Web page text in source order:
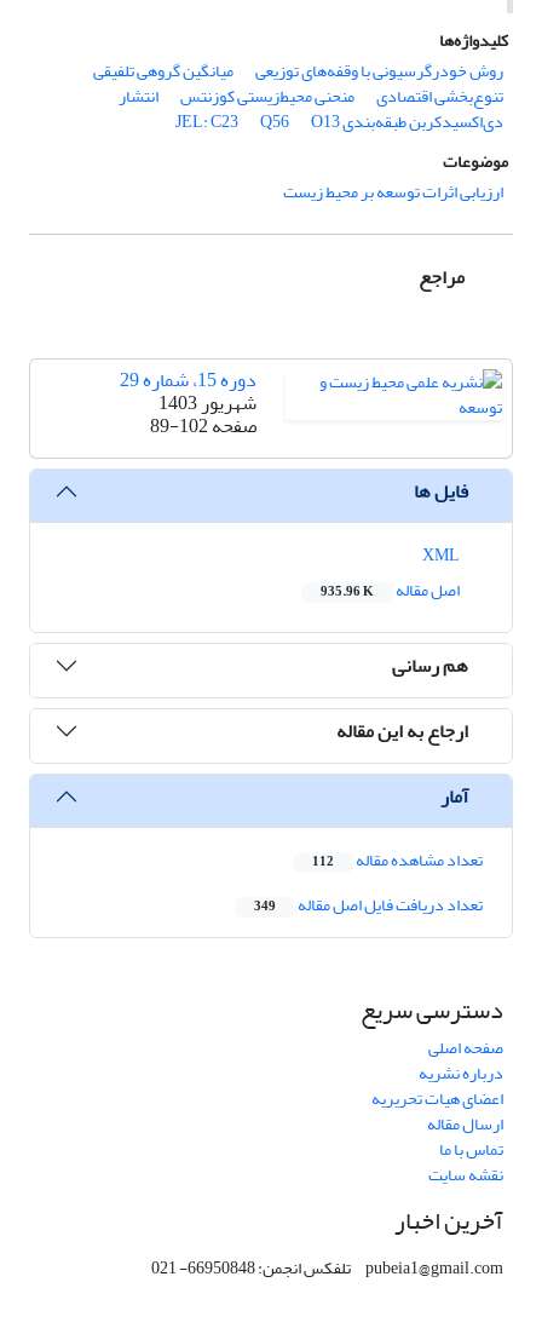
کلیدواژه‌ها
روش خودرگرسیونی با وقفه‌‌های توزیعی
میانگین گروهی تلفیقی
تنوع‌‌بخشی اقتصادی منحنی محیط‌زیستی کوزنتس انتشار
دی‌اکسیدکربن طبقه‌‌بندی JEL: C23 Q56
O13
موضوعات
ارزیابی اثرات توسعه بر محیط زیست
مراجع
دوره 15، شماره 29
شهریور 1403
صفحه89-102
فایل ها
اصل مقاله
935.96 K
هم رسانی
ارجاع به این مقاله
آمار
تعداد مشاهده مقاله 112
تعداد دریافت فایل اصل مقاله 349
دسترسی سریع
صفحه اصلی
درباره نشریه
اعضای هیات تحریریه
ارسال مقاله
تماس با ما
نقشه سایت
آخرین اخبار
pubeia1@gmail.com تلفکس انجمن: 66950848- 021